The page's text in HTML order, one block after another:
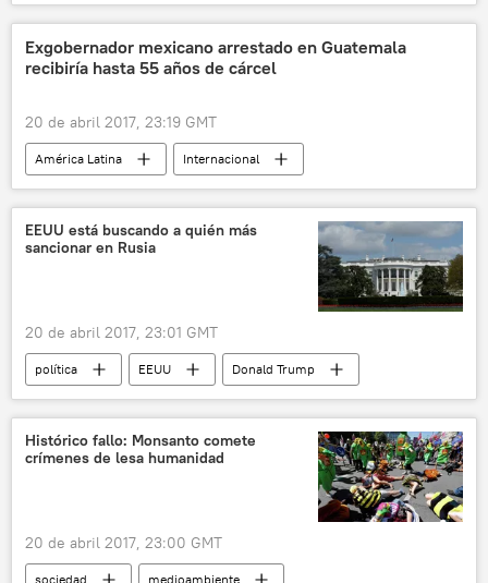
🎭 Arte y cultura
Internacional
Rusia
Vladímir Lenin
nombres
Lenín Moreno
Revolución de Octubre
Exgobernador mexicano arrestado en Guatemala
recibiría hasta 55 años de cárcel
20 de abril 2017, 23:19 GMT
América Latina
Internacional
Guatemala
México
Javier Duarte
cárcel
noticias
EEUU está buscando a quién más
sancionar en Rusia
20 de abril 2017, 23:01 GMT
política EEUU
Donald Trump
acta Magnitski
Rusia noticias
Histórico fallo: Monsanto comete
crímenes de lesa humanidad
20 de abril 2017, 23:00 GMT
sociedad medioambiente